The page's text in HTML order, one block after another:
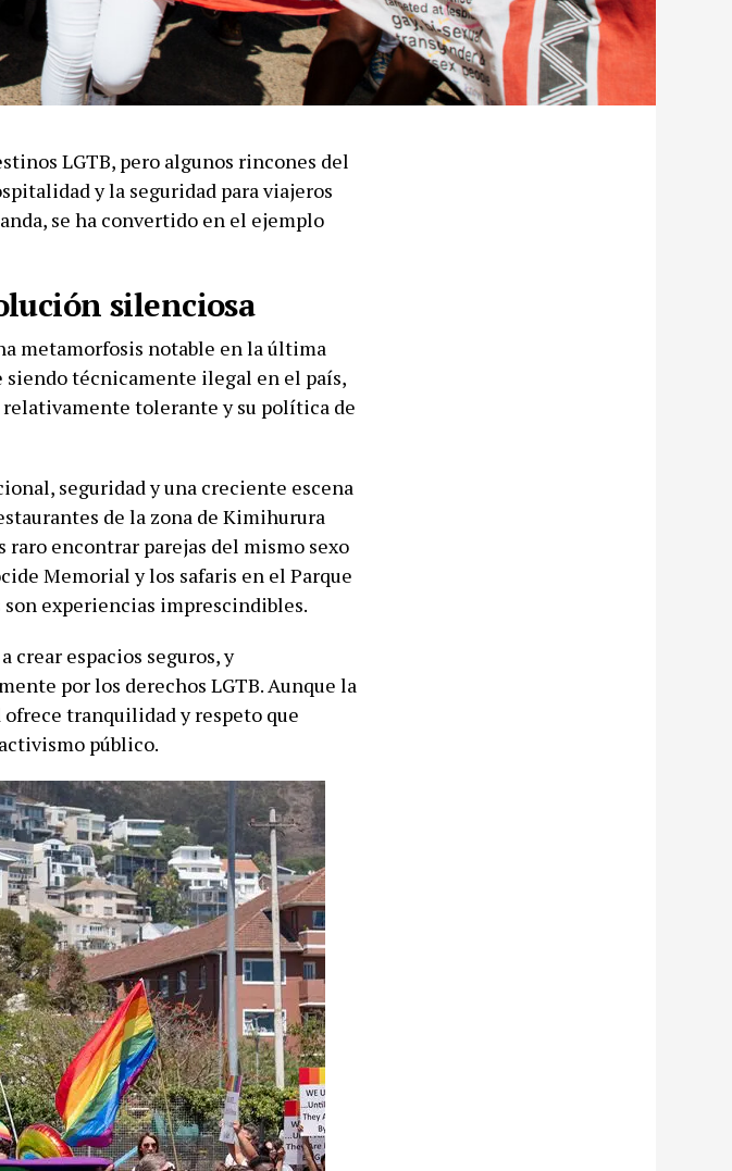
LGTB, pero algunos rincones del
y la seguridad para viajeros
se ha convertido en el ejemplo
silenciosa
metamorfosis notable en la última
siendo técnicamente ilegal en el país,
tolerante y su política de
seguridad y una creciente escena
de la zona de Kimihurura
encontrar parejas del mismo sexo
Memorial y los safaris en el Parque
experiencias imprescindibles.
crear espacios seguros, y
por los derechos LGTB. Aunque la
tranquilidad y respeto que
público.